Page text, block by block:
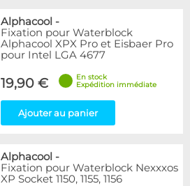
Alphacool -
Fixation pour Waterblock
Alphacool XPX Pro et Eisbaer Pro
pour Intel LGA 4677
19,90 €
En stock
Expédition immédiate
Ajouter au panier
Alphacool -
Fixation pour Waterblock Nexxxos
XP Socket 1150, 1155, 1156